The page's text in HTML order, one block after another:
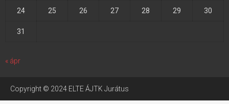
24 25 26 27 28 29 30
31
« ápr
Copyright © 2024 ELTE ÁJTK Jurátus